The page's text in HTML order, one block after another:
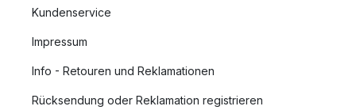
Kundenservice
Impressum
Info - Retouren und Reklamationen
Rücksendung oder Reklamation registrieren